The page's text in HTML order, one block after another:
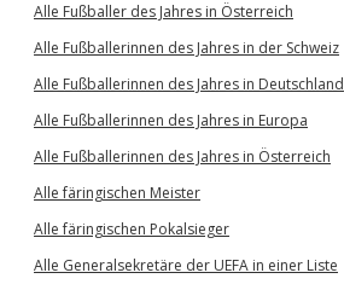
Alle Fußballer des Jahres in Österreich
Alle Fußballerinnen des Jahres in der Schweiz
Alle Fußballerinnen des Jahres in Deutschland
Alle Fußballerinnen des Jahres in Europa
Alle Fußballerinnen des Jahres in Österreich
Alle färingischen Meister
Alle färingischen Pokalsieger
Alle Generalsekretäre der UEFA in einer Liste